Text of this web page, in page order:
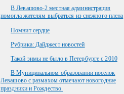
В Левашово-2 местная администрация
помогла жителям выбраться из снежного плена
Помнит сердце
Рубрика: Дайджест новостей
Такой зимы не было в Петербурге с 2010
В Муниципальном образовании посёлок
Левашово с размахом отмечают новогодние
праздники и Рождество.